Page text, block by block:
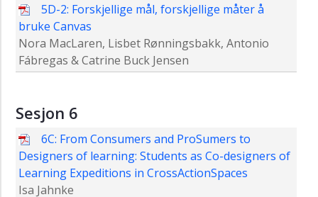
5D-2: Forskjellige mål, forskjellige måter å
bruke Canvas
Nora MacLaren, Lisbet Rønningsbakk, Antonio
Fábregas & Catrine Buck Jensen
Sesjon 6
6C: From Consumers and ProSumers to
Designers of learning: Students as Co-designers of
Learning Expeditions in CrossActionSpaces
Isa Jahnke